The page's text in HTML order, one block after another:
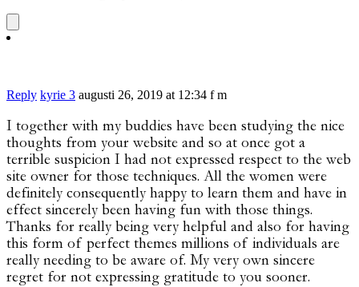
Reply kyrie 3 augusti 26, 2019 at 12:34 f m
I together with my buddies have been studying the nice
thoughts from your website and so at once got a
terrible suspicion I had not expressed respect to the web
site owner for those techniques. All the women were
definitely consequently happy to learn them and have in
effect sincerely been having fun with those things.
Thanks for really being very helpful and also for having
this form of perfect themes millions of individuals are
really needing to be aware of. My very own sincere
regret for not expressing gratitude to you sooner.